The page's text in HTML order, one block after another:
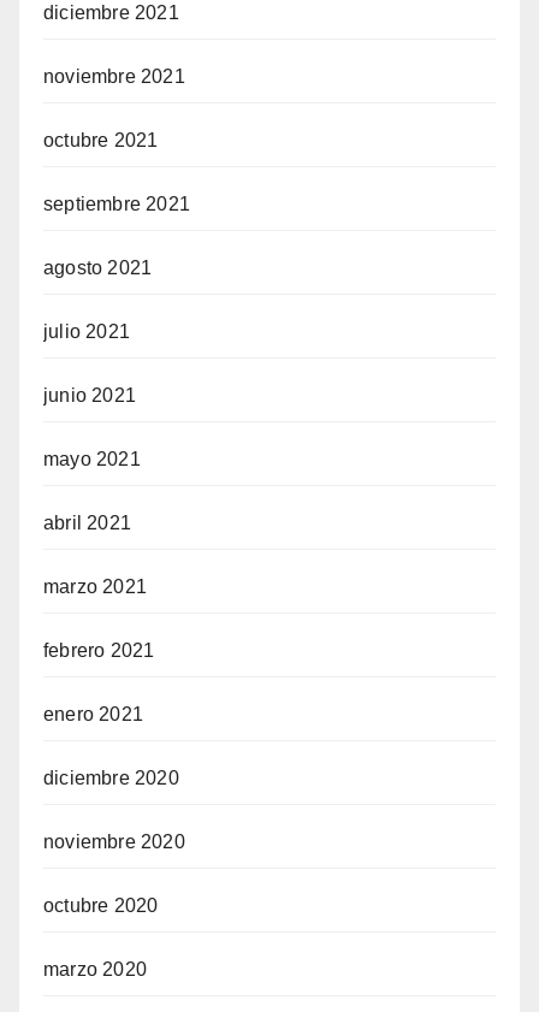
diciembre 2021
noviembre 2021
octubre 2021
septiembre 2021
agosto 2021
julio 2021
junio 2021
mayo 2021
abril 2021
marzo 2021
febrero 2021
enero 2021
diciembre 2020
noviembre 2020
octubre 2020
marzo 2020